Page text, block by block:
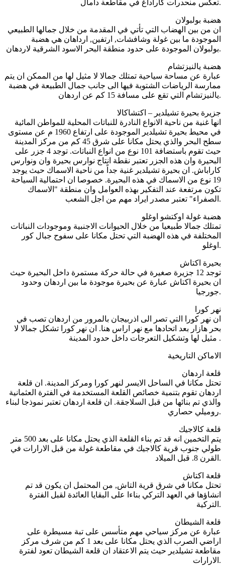
تعكس منحدرات كاراداغ في مقاطعة دامال.
هضبة بولبولان
ان من بين الهضاب التي تأتي في المقدمة من خلال جمالها الطبيعي
الموجودة ما بين غولة وشافشات, ارتفين, ارداهان هي هضبة
بولبولان الموجودة على حدود منطقة البحر الاسود الشرقية لاردهان.
هضبة يالنيزتشام
عبارة عن مساحة سياحية تمتلك جمالا لا مثيل لها من الممكن ان يتم
ممارسة الرياضات الشتوبة فيها الى جانب جمال الطبيعة في هضبة
يالنيزتشام التي تقع على مسافة 15 كم عن اردهان.
جزيرة بحيرة تشيلدير – اكتشاكالا
انها غنية من ناحية الانواع النادرة للنباتات المحلية للمواطن المائية
في محيط بحيرة تشيلدير الموجودة على ارتفاع 1960 م عن مستوى
سطح البحر والذي يحتل مكانا على شرق 45 كم من مركز المدينة
حيث تقوم باستضافة 101 نوع من انواع النباتات. توجد 4 جزر على
البحيرة وان هذه الجزر تعتبر نقطة انتاج نوارس بحيرة وان ونوارس
كاراباش. ان بحيرة تشيلدير غنية جداً من ناحية الاسماك حيث يوجد
19 نوع من الاسماك في هذه البحيرة. خصوصا ان احتمالية السياحة
تكون مرتفعة عند التفكير بهذه العوامل وان منطقة "الاسماك
الصفراء" تعتبر مصدر ايراد مهم من اجل الشعب.
هضبة غولة اوكتشو اوغلو
تمتلك جمالا طبيعيا من خلال الحيوانات الاجنبية وموجودات النباتات
المختلفة في هذه الهضبة التي تحتل مكانا على سفوح جبال كور
اوغلو.
بحيرة اكتاش
توجد 12 جزيرة صغيرة في حالة حركة مستمرة داخل البحيرة حيث
ان بحيرة اكتاش عبارة عن بحيرة موجودة ما بين اردهان وحدود
جورجيا.
نهر كورا
ان نهر كورا التي تصر الى اذربيجان بالمرور من اردهان تصب في
بحر هازار بعد اتحادها مع نهر اراس هنا. ان نهر كورا تشكل جمالا لا
مثيل لها وتشكيل التعرجات داخل حدود المدينة .
الاماكن التاريخية
قلعة اردهان
تحتل مكانا في الساحل الايسر لنهر كورا ومركز المدينة. ان قلعة
اردهان تقوم بتنمية خصائص القلعة المستخدمة في الفترة العثمانية
والذي تم بنائها من قبل السلاجقة. ان قلعة اردهان تعتبر نموذجا لبناء
روميلي حصاري.
قلعة كالاجيك
يتم التخمين انه قد تم بناء القلعة الذي يحتل مكانا على بعد 500 متر
طولي جنوب قرية كالاجيك في مقاطعة غولة من قبل الارارات في
القرن 8. قبل الميلاد.
قلعة اكتاش
تحتل مكانا في شرق قرية التاش, من المحتمل ان يكون قد تم
انشاؤها في العهد التركي بناءا على البقايا العائدة لقبل الفترة
التركية.
قلعة الشيطان
عبارة عن مركز سياحي مهم متأسس على تبة مسيطرة على
اراضي الصرب الذي يحتل مكانا على بعد 1 كم من شرف مركز
مقاطعة تشيلدير حيث يتم الاعتقاد ان قلعة الشيطان تعود لفترة
الارارات.